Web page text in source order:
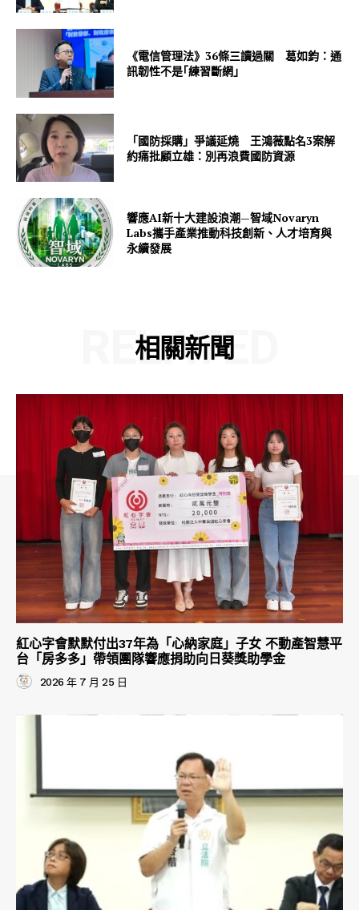
《電信管理法》36條三讀過關 葛如鈞：通
訊韌性不是｢練習斷網｣
「國防採購」爭議延燒 王鴻薇點名3案解
約痛批顧立雄：別再浪費國防資源
響應AI新十大建設浪潮—智域Novaryn
Labs攜手產業推動科技創新、人才培育與
永續發展
相關新聞
RELATED
紅心字會默默付出37年為「心納家庭」子女 不動產智慧平
台「房多多」帶領團隊響應捐助向日葵獎助學金
2026 年 7 月 25 日